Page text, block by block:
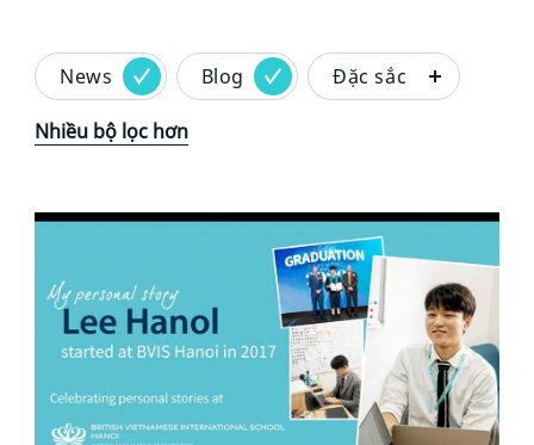
News Blog Đặc sắc
Nhiều bộ lọc hơn
News image